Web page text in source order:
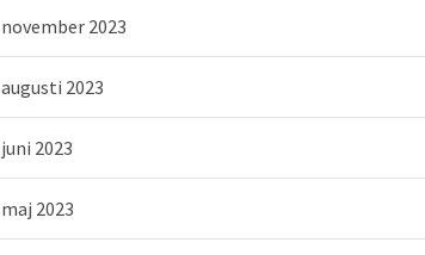
november 2023
augusti 2023
juni 2023
maj 2023